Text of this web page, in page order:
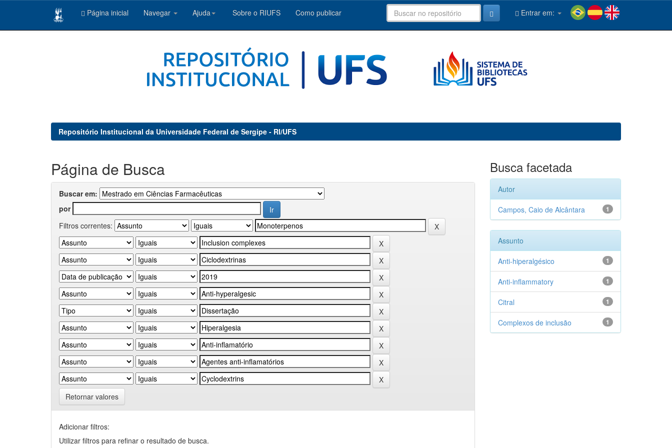
Página inicial Navegar Ajuda Sobre o RIUFS Como publicar Entrar em:
Repositório Institucional da Universidade Federal de Sergipe - RI/UFS
Página de Busca
Buscar em:
por
Filtros correntes:
Retornar valores
Adicionar filtros:
Utilizar filtros para refinar o resultado de busca.
Busca facetada
Autor
1
Campos, Caio de Alcântara
Assunto
1
Anti-hiperalgésico
1
Anti-inflammatory
1
Citral
1
Complexos de inclusão